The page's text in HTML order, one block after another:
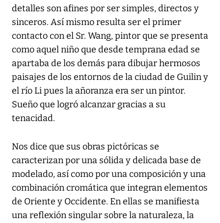
detalles son afines por ser simples, directos y
sinceros. Así mismo resulta ser el primer
contacto con el Sr. Wang, pintor que se presenta
como aquel niño que desde temprana edad se
apartaba de los demás para dibujar hermosos
paisajes de los entornos de la ciudad de Guilin y
el río Li pues la añoranza era ser un pintor.
Sueño que logró alcanzar gracias a su
tenacidad.
Nos dice que sus obras pictóricas se
caracterizan por una sólida y delicada base de
modelado, así como por una composición y una
combinación cromática que integran elementos
de Oriente y Occidente. En ellas se manifiesta
una reflexión singular sobre la naturaleza, la